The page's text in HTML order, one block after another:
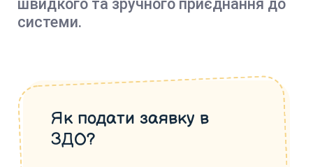
швидкого та зручного приєднання до
системи.
Як подати заявку в
ЗДО?